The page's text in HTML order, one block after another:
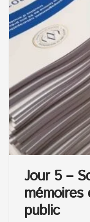
Jour 5 –
mémoires
public